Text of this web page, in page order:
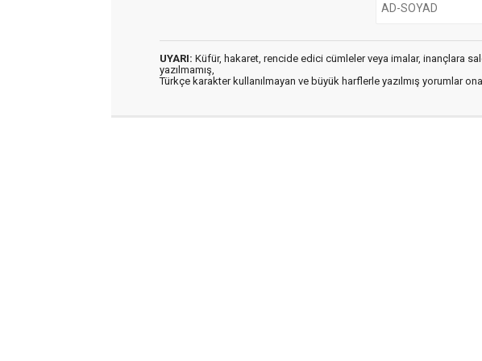
UYARI: Küfür, hakaret, rencide edici cümleler veya imalar, inançlara
yazılmamış,
Türkçe karakter kullanılmayan ve büyük harflerle yazılmış yorumlar